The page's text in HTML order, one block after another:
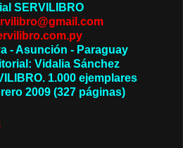
SERVILIBRO
- Asunción - Paraguay
Vidalia Sánchez
1.000 ejemplares
2009 (327 páginas)